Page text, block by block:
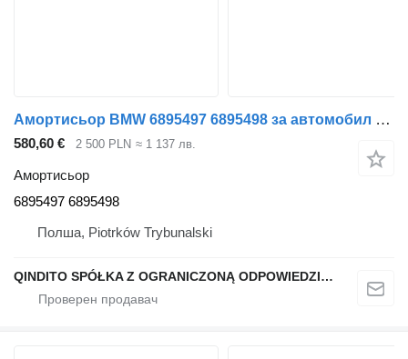
Амортисьор BMW 6895497 6895498 за автомобил BMW X4 G02 X3 G01
580,60 € 2 500 PLN ≈ 1 137 лв.
Амортисьор
6895497 6895498
Полша, Piotrków Trybunalski
QINDITO SPÓŁKA Z OGRANICZONĄ ODPOWIEDZIALNOŚCIĄ